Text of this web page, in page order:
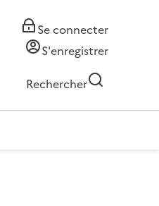
Se connecter
S'enregistrer
Rechercher